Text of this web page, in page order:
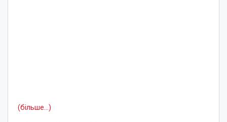
(більше…)